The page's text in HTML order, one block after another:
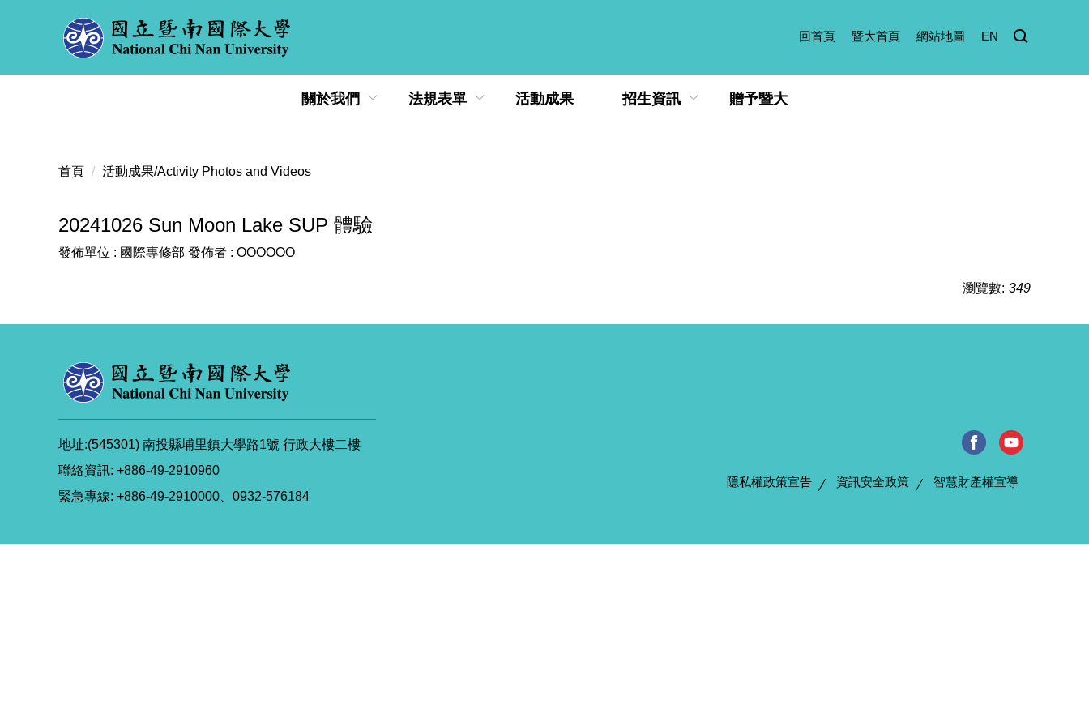
回首頁 暨大首頁 網站地圖 EN
關於我們 法規表單 活動成果 招生資訊 贈予暨大
首頁 活動成果/Activity Photos and Videos
20241026 Sun Moon Lake SUP 體驗
發佈單位 : 國際專修部 發佈者 : OOOOOO
瀏覽數: 349
地址:(545301) 南投縣埔里鎮大學路1號 行政大樓二樓
聯絡資訊: +886-49-2910960
緊急專線: +886-49-2910000、0932-576184
隱私權政策宣告 資訊安全政策 智慧財產權宣導